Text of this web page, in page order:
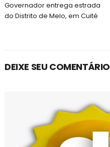
Governador entrega estrada
do Distrito de Melo, em Cuité
DEIXE SEU COMENTÁRIO